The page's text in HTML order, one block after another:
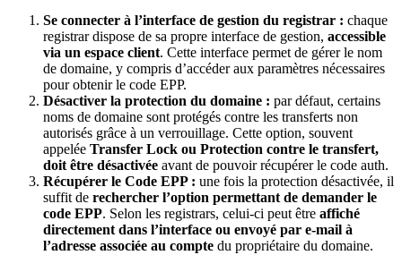
Se connecter à l’interface de gestion du registrar : chaque
registrar dispose de sa propre interface de gestion, accessible
via un espace client. Cette interface permet de gérer le nom
de domaine, y compris d’accéder aux paramètres nécessaires
pour obtenir le code EPP.
Désactiver la protection du domaine : par défaut, certains
noms de domaine sont protégés contre les transferts non
autorisés grâce à un verrouillage. Cette option, souvent
appelée Transfer Lock ou Protection contre le transfert,
doit être désactivée avant de pouvoir récupérer le code auth.
Récupérer le Code EPP : une fois la protection désactivée, il
suffit de rechercher l’option permettant de demander le
code EPP. Selon les registrars, celui-ci peut être affiché
directement dans l’interface ou envoyé par e-mail à
l’adresse associée au compte du propriétaire du domaine.